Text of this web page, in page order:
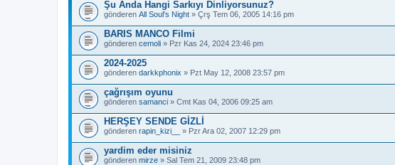
Şu Anda Hangi Sarkıyı Dinliyorsunuz?
gönderen All Soul's Night » Çrş Tem 06, 2005 14:16 pm
BARIS MANCO Filmi
gönderen cemoli » Pzr Kas 24, 2024 23:46 pm
2024-2025
gönderen darkkphonix » Pzt May 12, 2008 23:57 pm
çağrışım oyunu
gönderen samanci » Cmt Kas 04, 2006 09:25 am
HERŞEY SENDE GİZLİ
gönderen rapin_kizi__ » Pzr Ara 02, 2007 12:29 pm
yardim eder misiniz
gönderen mirze » Sal Tem 21, 2009 23:48 pm